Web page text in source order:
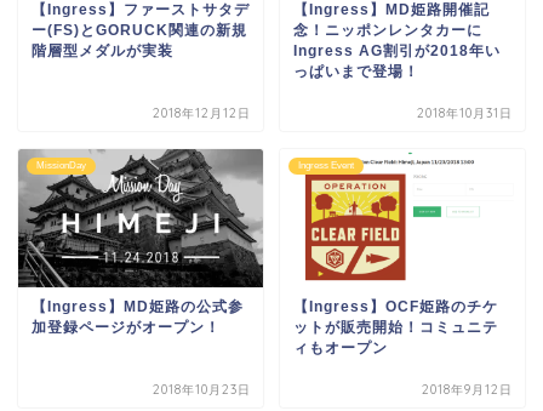
【Ingress】ファーストサタデ
ー(FS)とGORUCK関連の新規
階層型メダルが実装
2018年12月12日
【Ingress】MD姫路開催記
念！ニッポンレンタカーに
Ingress AG割引が2018年い
っぱいまで登場！
2018年10月31日
MissionDay
【Ingress】MD姫路の公式参
加登録ページがオープン！
2018年10月23日
Ingress Event
【Ingress】OCF姫路のチケ
ットが販売開始！コミュニテ
ィもオープン
2018年9月12日